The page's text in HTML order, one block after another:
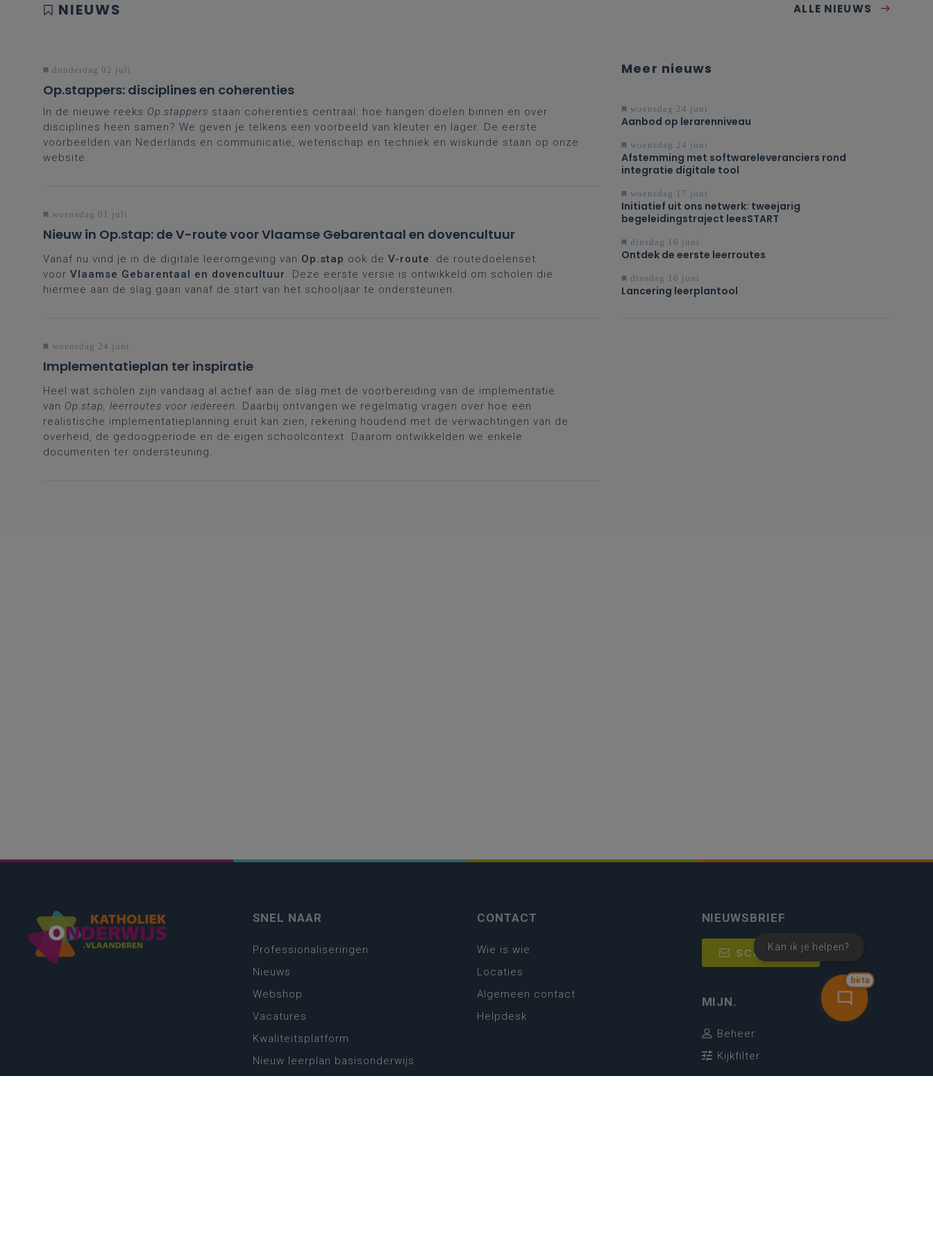
NIEUWS ALLE NIEUWS
donderdag 02 juli
Op.stappers: disciplines en coherenties
In de nieuwe reeks Op.stappers staan coherenties centraal: hoe hangen doelen binnen en over
disciplines heen samen? We geven je telkens een voorbeeld van kleuter en lager. De eerste
voorbeelden van Nederlands en communicatie, wetenschap en techniek en wiskunde staan op onze
website.
woensdag 01 juli
Nieuw in Op.stap: de V-route voor Vlaamse Gebarentaal en dovencultuur
Vanaf nu vind je in de digitale leeromgeving van Op.stap ook de V-route: de routedoelenset
voor Vlaamse Gebarentaal en dovencultuur. Deze eerste versie is ontwikkeld om scholen die
hiermee aan de slag gaan vanaf de start van het schooljaar te ondersteunen.
woensdag 24 juni
Implementatieplan ter inspiratie
Heel wat scholen zijn vandaag al actief aan de slag met de voorbereiding van de implementatie
van Op.stap, leerroutes voor iedereen. Daarbij ontvangen we regelmatig vragen over hoe een
realistische implementatieplanning eruit kan zien, rekening houdend met de verwachtingen van de
overheid, de gedoogperiode en de eigen schoolcontext. Daarom ontwikkelden we enkele
documenten ter ondersteuning.
Meer nieuws
woensdag 24 juni
Aanbod op lerarenniveau
woensdag 24 juni
Afstemming met softwareleveranciers rond
integratie digitale tool
woensdag 17 juni
Initiatief uit ons netwerk: tweejarig
begeleidingstraject leesSTART
dinsdag 16 juni
Ontdek de eerste leerroutes
dinsdag 16 juni
Lancering leerplantool
bèta
Kan ik je helpen?
SNEL NAAR
Professionaliseringen
Nieuws
Webshop
Vacatures
Kwaliteitsplatform
Nieuw leerplan basisonderwijs
CONTACT
Wie is wie
Locaties
Algemeen contact
Helpdesk
NIEUWSBRIEF
SCHRIJF IN
MIJN.
Beheer
Kijkfilter